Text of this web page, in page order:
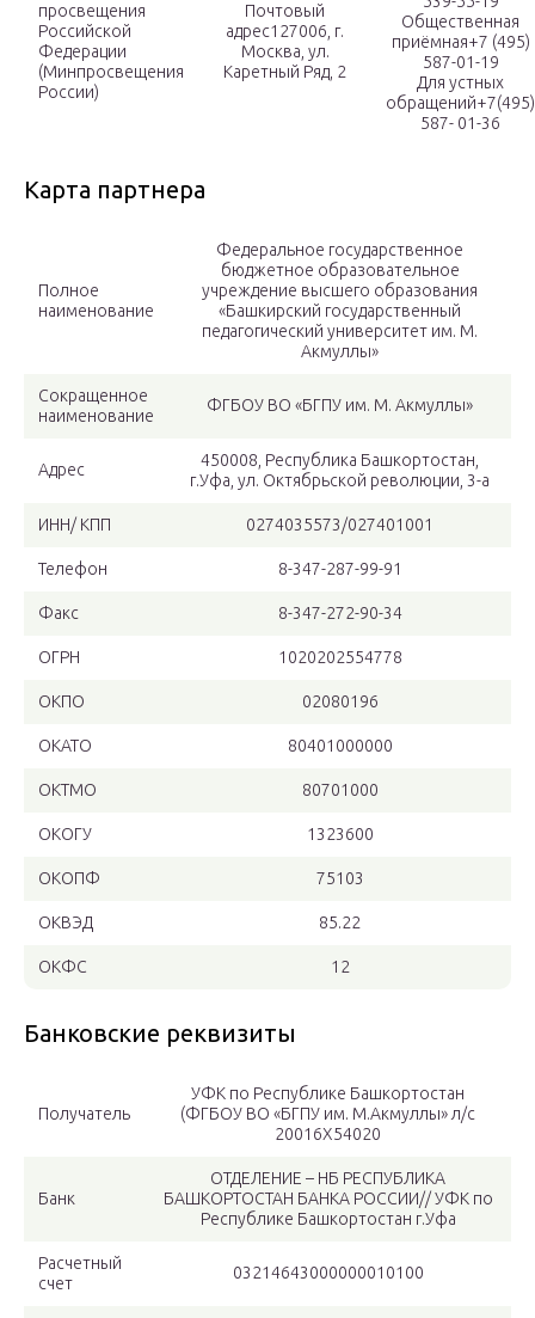
просвещения
Российской
Федерации
(Минпросвещения
России)
Почтовый
адрес127006, г.
Москва, ул.
Каретный Ряд, 2
Общественная
приёмная+7 (495)
587-01-19
Для устных
обращений+7(495)
587- 01-36
Карта партнера
Полное
наименование
Федеральное государственное
бюджетное образовательное
учреждение высшего образования
«Башкирский государственный
педагогический университет им. М.
Акмуллы»
Сокращенное
наименование
ФГБОУ ВО «БГПУ им. М. Акмуллы»
Адрес
450008, Республика Башкортостан,
г.Уфа, ул. Октябрьской революции, 3-а
ИНН/ КПП 0274035573/027401001
Телефон 8-347-287-99-91
Факс 8-347-272-90-34
ОГРН 1020202554778
ОКПО 02080196
ОКАТО 80401000000
ОКТМО 80701000
ОКОГУ 1323600
ОКОПФ 75103
ОКВЭД 85.22
ОКФС 12
Банковские реквизиты
Получатель
УФК по Республике Башкортостан
(ФГБОУ ВО «БГПУ им. М.Акмуллы» л/с
20016Х54020
Банк
ОТДЕЛЕНИЕ – НБ РЕСПУБЛИКА
БАШКОРТОСТАН БАНКА РОССИИ// УФК по
Республике Башкортостан г.Уфа
Расчетный
счет
03214643000000010100